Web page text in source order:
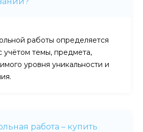
работы определяется
учётом темы, предмета,
уровня уникальности и
работа – купить